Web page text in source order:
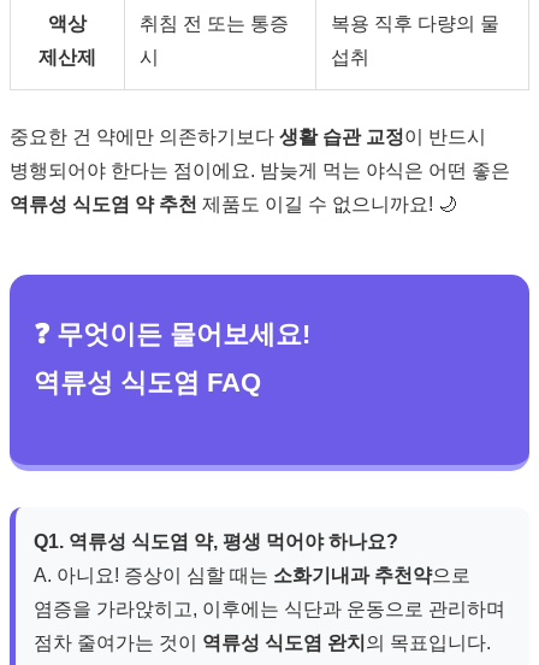
액상
제산제
취침 전 또는 통증
시
복용 직후 다량의 물
섭취
중요한 건 약에만 의존하기보다 생활 습관 교정이 반드시
병행되어야 한다는 점이에요. 밤늦게 먹는 야식은 어떤 좋은
역류성 식도염 약 추천 제품도 이길 수 없으니까요! 🌙
❓ 무엇이든 물어보세요!
역류성 식도염 FAQ
Q1. 역류성 식도염 약, 평생 먹어야 하나요?
A. 아니요! 증상이 심할 때는 소화기내과 추천약으로
염증을 가라앉히고, 이후에는 식단과 운동으로 관리하며
점차 줄여가는 것이 역류성 식도염 완치 의 목표입니다.